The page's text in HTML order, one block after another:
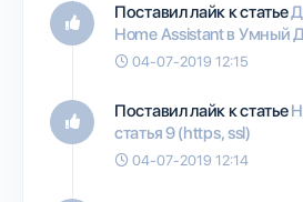
Поставил лайк к статье
Home Assistant в Умный
04-07-2019 12:15
Поставил лайк к статье
статья 9 (https, ssl)
04-07-2019 12:14